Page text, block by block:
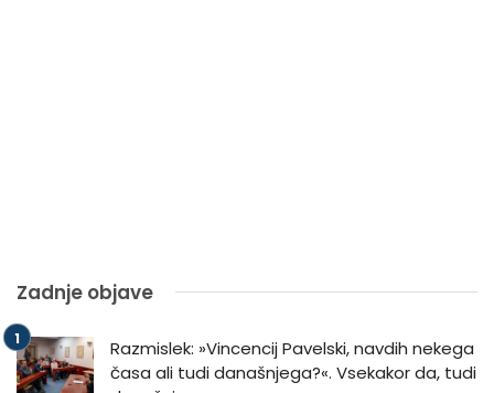
Zadnje objave
Razmislek: »Vincencij Pavelski, navdih nekega
časa ali tudi današnjega?«. Vsekakor da, tudi